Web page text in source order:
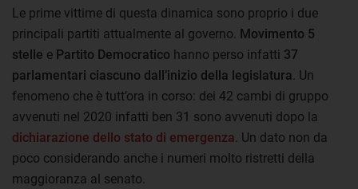
Le prime vittime di questa dinamica sono proprio i due
principali partiti attualmente al governo. Movimento 5
stelle e Partito Democratico hanno perso infatti 37
parlamentari ciascuno dall’inizio della legislatura . Un
fenomeno che è tutt’ora in corso: dei 42 cambi di gruppo
avvenuti nel 2020 infatti ben 31 sono avvenuti dopo la
dichiarazione dello stato di emergenza . Un dato non da
poco considerando anche i numeri molto ristretti della
maggioranza al senato.